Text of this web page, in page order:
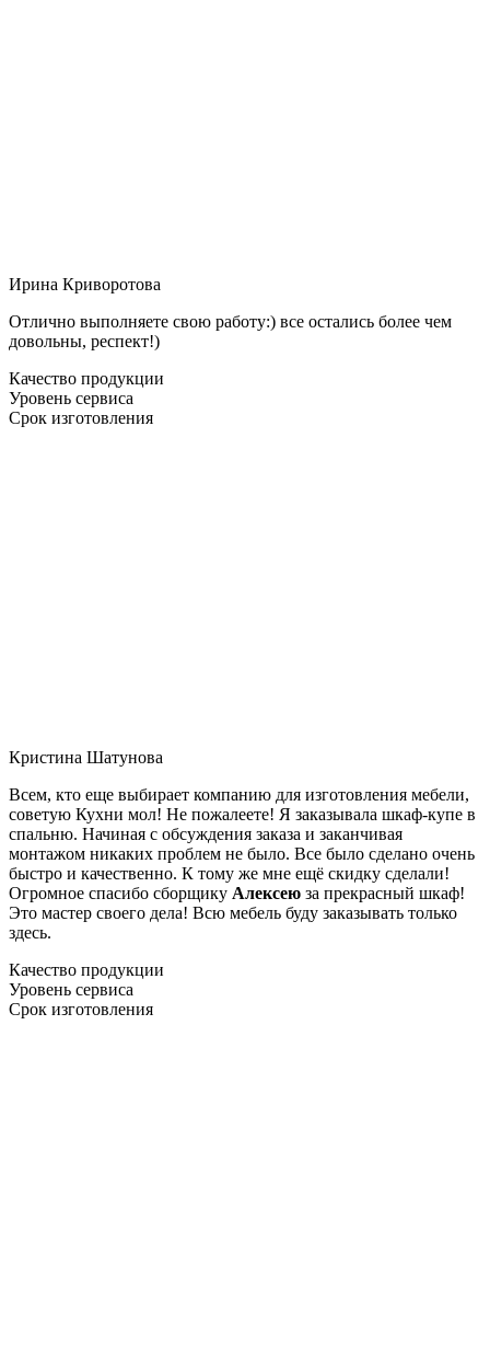
Ирина Криворотова
Отлично выполняете свою работу:) все остались более чем
довольны, респект!)
Качество продукции
Уровень сервиса
Срок изготовления
Кристина Шатунова
Всем, кто еще выбирает компанию для изготовления мебели,
советую Кухни мол! Не пожалеете! Я заказывала шкаф-купе в
спальню. Начиная с обсуждения заказа и заканчивая
монтажом никаких проблем не было. Все было сделано очень
быстро и качественно. К тому же мне ещё скидку сделали!
Огромное спасибо сборщику Алексею за прекрасный шкаф!
Это мастер своего дела! Всю мебель буду заказывать только
здесь.
Качество продукции
Уровень сервиса
Срок изготовления